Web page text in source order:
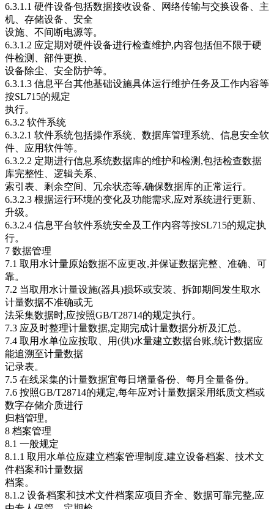
6.3.1.1 硬件设备包括数据接收设备、网络传输与交换设备、主
机、存储设备、安全
设施、不间断电源等。
6.3.1.2 应定期对硬件设备进行检查维护,内容包括但不限于硬
件检测、部件更换、
设备除尘、安全防护等。
6.3.1.3 信息平台其他基础设施具体运行维护任务及工作内容等
按SL715的规定
执行。
6.3.2 软件系统
6.3.2.1 软件系统包括操作系统、数据库管理系统、信息安全软
件、应用软件等。
6.3.2.2 定期进行信息系统数据库的维护和检测,包括检查数据
库完整性、逻辑关系、
索引表、剩余空间、冗余状态等,确保数据库的正常运行。
6.3.2.3 根据运行环境的变化及功能需求,应对系统进行更新、
升级。
6.3.2.4 信息平台软件系统安全及工作内容等按SL715的规定执
行。
7 数据管理
7.1 取用水计量原始数据不应更改,并保证数据完整、准确、可
靠。
7.2 当取用水计量设施(器具)损坏或安装、拆卸期间发生取水
计量数据不准确或无
法采集数据时,应按照GB/T28714的规定执行。
7.3 应及时整理计量数据,定期完成计量数据分析及汇总。
7.4 取用水单位应按取、用(供)水量建立数据台账,统计数据应
能追溯至计量数据
记录表。
7.5 在线采集的计量数据宜每日增量备份、每月全量备份。
7.6 按照GB/T28714的规定,每年应对计量数据采用纸质文档或
数字存储介质进行
归档管理。
8 档案管理
8.1 一般规定
8.1.1 取用水单位应建立档案管理制度,建立设备档案、技术文
件档案和计量数据
档案。
8.1.2 设备档案和技术文件档案应项目齐全、数据可靠完整,应